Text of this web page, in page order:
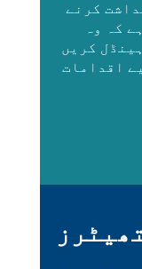
کرنے
کہ وہ
کریں
اقدامات